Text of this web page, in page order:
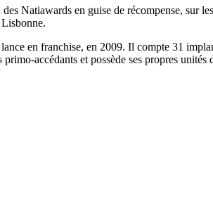
Natiawards en guise de récompense, sur
en franchise, en 2009. Il compte 31
accédants et possède ses propres unités